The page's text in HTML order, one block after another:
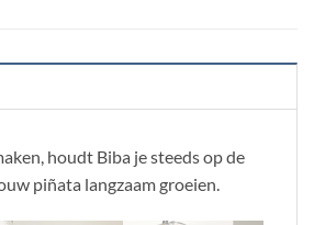
houdt Biba je steeds op de
piñata langzaam groeien.